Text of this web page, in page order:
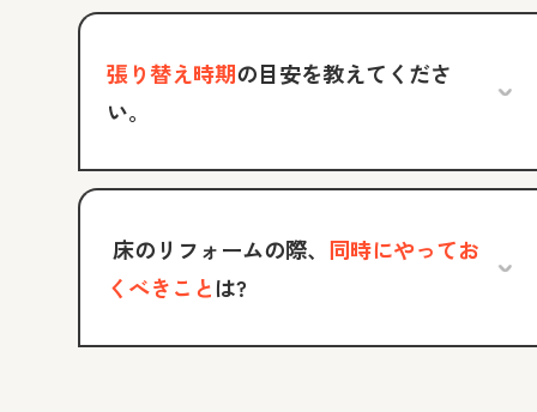
張り替え時期の目安を教えてくださ
い。
床のリフォームの際、 同時にやってお
くべきことは?